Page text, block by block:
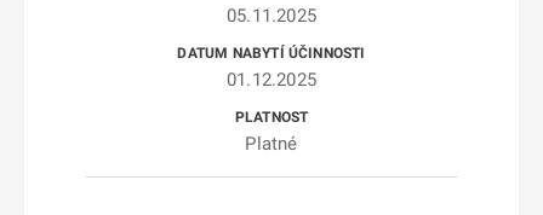
05.11.2025
01.12.2025
Platné